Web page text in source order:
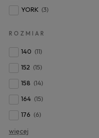
YORK (3)
ROZMIAR
140 (11)
152 (15)
158 (14)
164 (15)
176 (6)
więcej